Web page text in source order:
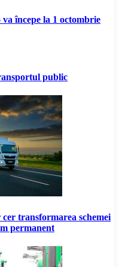
începe la 1 octombrie
public
transformarea schemei
permanent